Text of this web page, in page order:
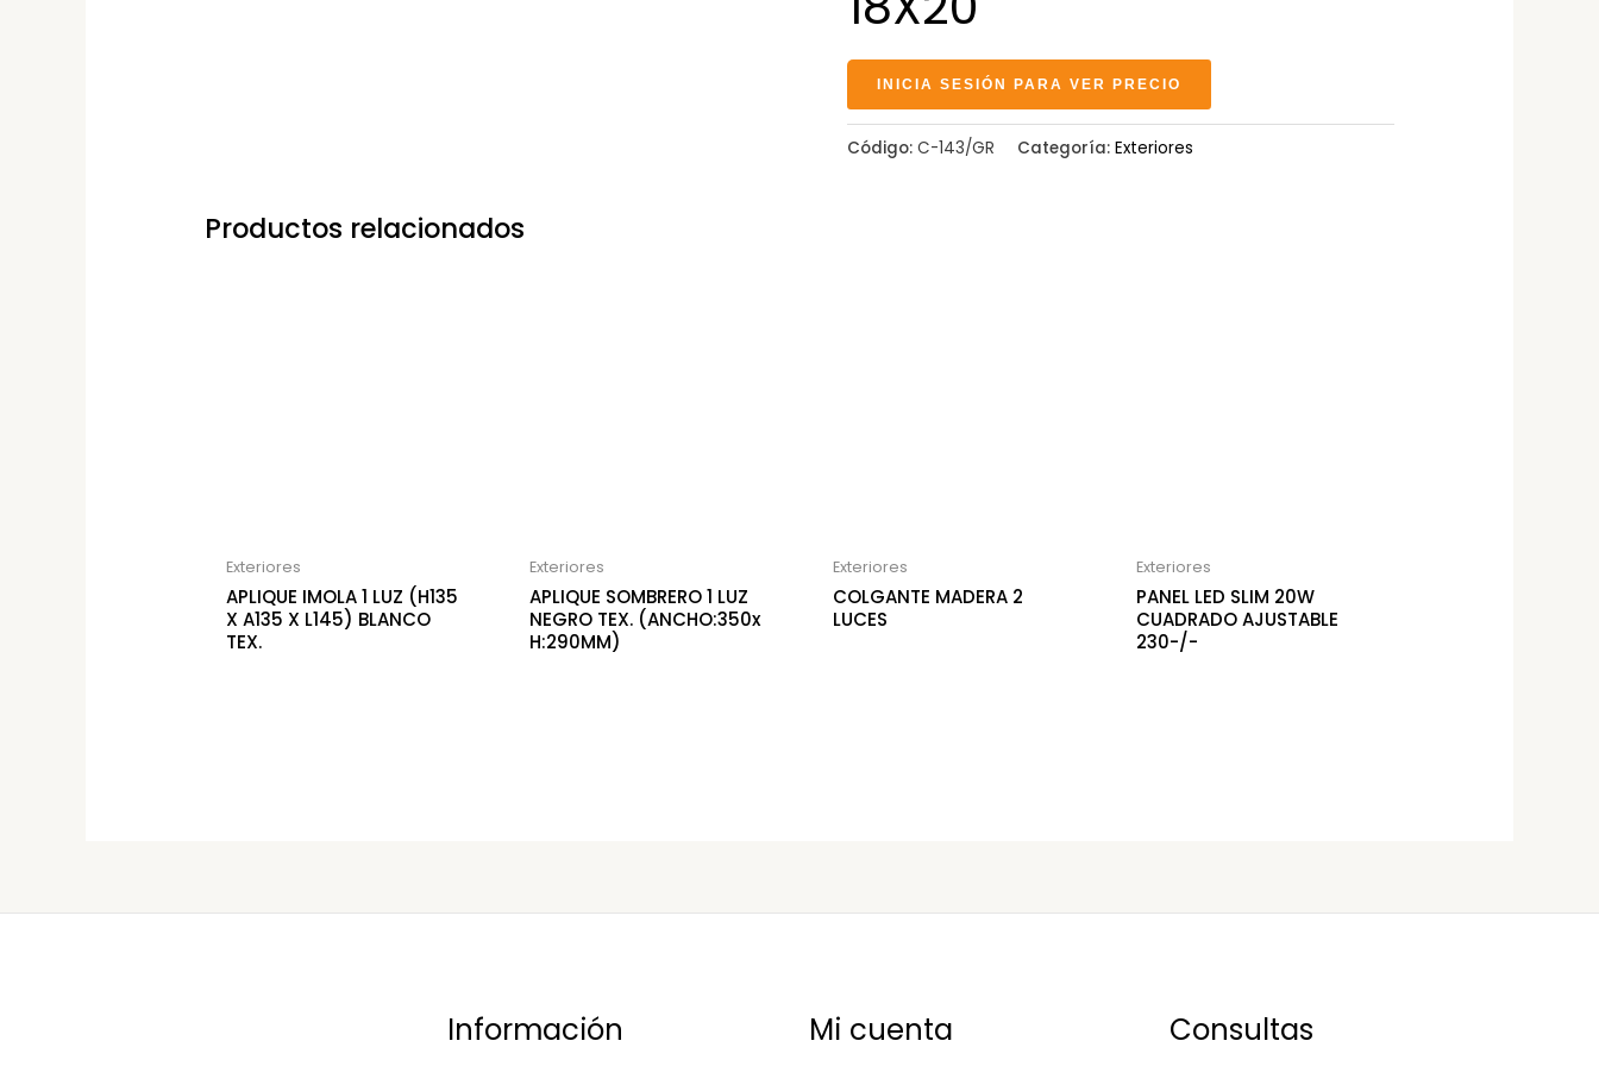
INICIA SESIÓN PARA VER PRECIO
Código: C-143/GR Categoría: Exteriores
Productos relacionados
Exteriores
APLIQUE IMOLA 1 LUZ (H135
X A135 X L145) BLANCO
TEX.
Exteriores
APLIQUE SOMBRERO 1 LUZ
NEGRO TEX. (ANCHO:350x
H:290MM)
Exteriores
COLGANTE MADERA 2
LUCES
Exteriores
PANEL LED SLIM 20W
CUADRADO AJUSTABLE
230-/-
Información Mi cuenta Consultas